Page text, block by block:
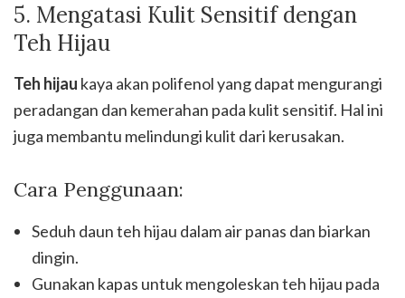
5. Mengatasi Kulit Sensitif dengan
Teh Hijau
Teh hijau kaya akan polifenol yang dapat mengurangi
peradangan dan kemerahan pada kulit sensitif. Hal ini
juga membantu melindungi kulit dari kerusakan.
Cara Penggunaan:
Seduh daun teh hijau dalam air panas dan biarkan
dingin.
Gunakan kapas untuk mengoleskan teh hijau pada